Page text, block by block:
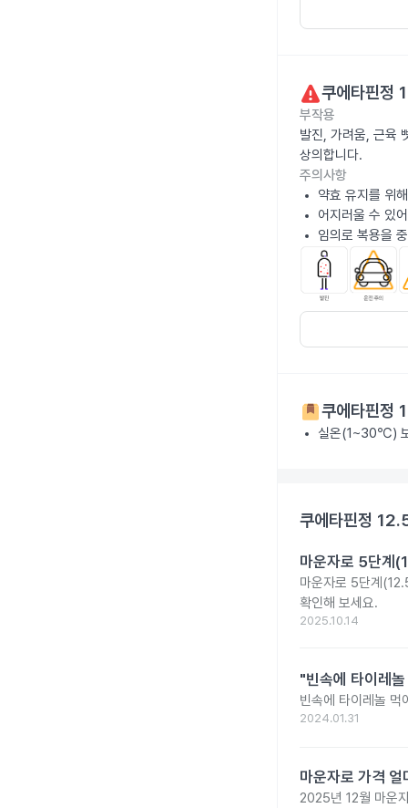
쿠에타핀정
부작용
발진, 가려움, 근육
상의합니다.
주의사항
약효 유지를 위
어지러울 수 있
임의로 복용을
쿠에타핀정
실온(1~30℃)
쿠에타핀정
마운자로 5단계
마운자로 5단계
확인해 보세요.
2025.10.14
"빈속에 타이레
빈속에 타이레놀 먹
2024.01.31
마운자로 가격
2025년 12월 마운